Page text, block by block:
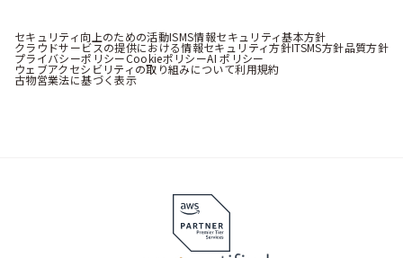
セキュリティ向上のための活動ISMS情報セキュリティ基本方針
クラウドサービスの提供における情報セキュリティ方針ITSMS方針品質方針
プライバシーポリシーCookieポリシーAI ポリシー
ウェブアクセシビリティの取り組みについて利用規約
古物営業法に基づく表示